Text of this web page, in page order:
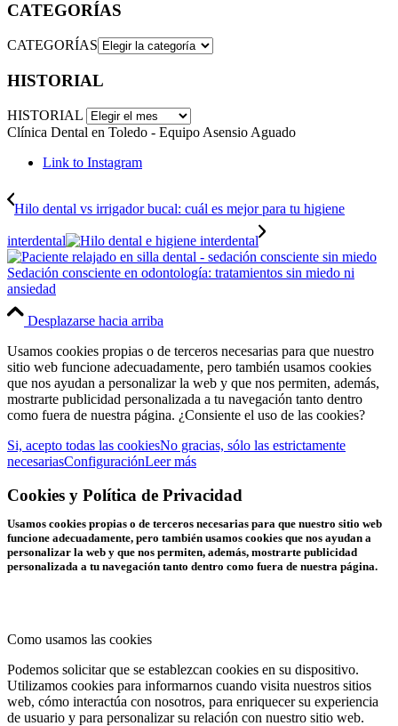
CATEGORÍAS
CATEGORÍAS
HISTORIAL
HISTORIAL
Clínica Dental en Toledo - Equipo Asensio Aguado
Link to Instagram
Hilo dental vs irrigador bucal: cuál es mejor para tu higiene
interdental
Sedación consciente en odontología: tratamientos sin miedo ni
ansiedad
Desplazarse hacia arriba
Usamos cookies propias o de terceros necesarias para que nuestro
sitio web funcione adecuadamente, pero también usamos cookies
que nos ayudan a personalizar la web y que nos permiten, además,
mostrarte publicidad personalizada a tu navegación tanto dentro
como fuera de nuestra página. ¿Consiente el uso de las cookies?
Si, acepto todas las cookiesNo gracias, sólo las estrictamente
necesariasConfiguraciónLeer más
Cookies y Política de Privacidad
Usamos cookies propias o de terceros necesarias para que nuestro sitio web
funcione adecuadamente, pero también usamos cookies que nos ayudan a
personalizar la web y que nos permiten, además, mostrarte publicidad
personalizada a tu navegación tanto dentro como fuera de nuestra página.
Como usamos las cookies
Podemos solicitar que se establezcan cookies en su dispositivo.
Utilizamos cookies para informarnos cuando visita nuestros sitios
web, cómo interactúa con nosotros, para enriquecer su experiencia
de usuario y para personalizar su relación con nuestro sitio web.